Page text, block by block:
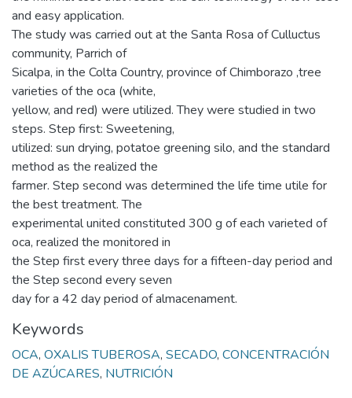
and easy application.
The study was carried out at the Santa Rosa of Culluctus
community, Parrich of
Sicalpa, in the Colta Country, province of Chimborazo ,tree
varieties of the oca (white,
yellow, and red) were utilized. They were studied in two
steps. Step first: Sweetening,
utilized: sun drying, potatoe greening silo, and the standard
method as the realized the
farmer. Step second was determined the life time utile for
the best treatment. The
experimental united constituted 300 g of each varieted of
oca, realized the monitored in
the Step first every three days for a fifteen-day period and
the Step second every seven
day for a 42 day period of almacenament.
Keywords
OCA, OXALIS TUBEROSA, SECADO, CONCENTRACIÓN
DE AZÚCARES, NUTRICIÓN